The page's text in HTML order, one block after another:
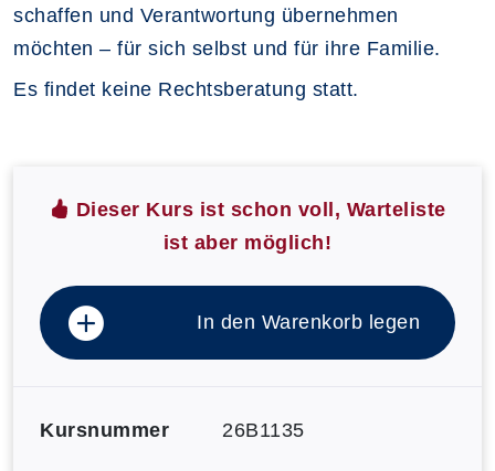
schaffen und Verantwortung übernehmen
möchten – für sich selbst und für ihre Familie.
Es findet keine Rechtsberatung statt.
Dieser Kurs ist schon voll, Warteliste
ist aber möglich!
In den Warenkorb legen
Kursnummer 26B1135